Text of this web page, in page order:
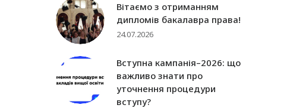
Вітаємо з отриманням
дипломів бакалавра права!
24.07.2026
Вступна кампанія–2026: що
важливо знати про
уточнення процедури
вступу?